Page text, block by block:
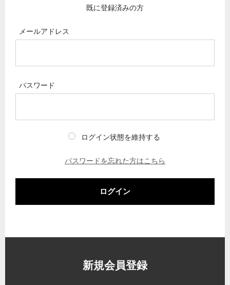
既に登録済みの方
メールアドレス
パスワード
ログイン状態を維持する
パスワードを忘れた方はこちら
ログイン
新規会員登録